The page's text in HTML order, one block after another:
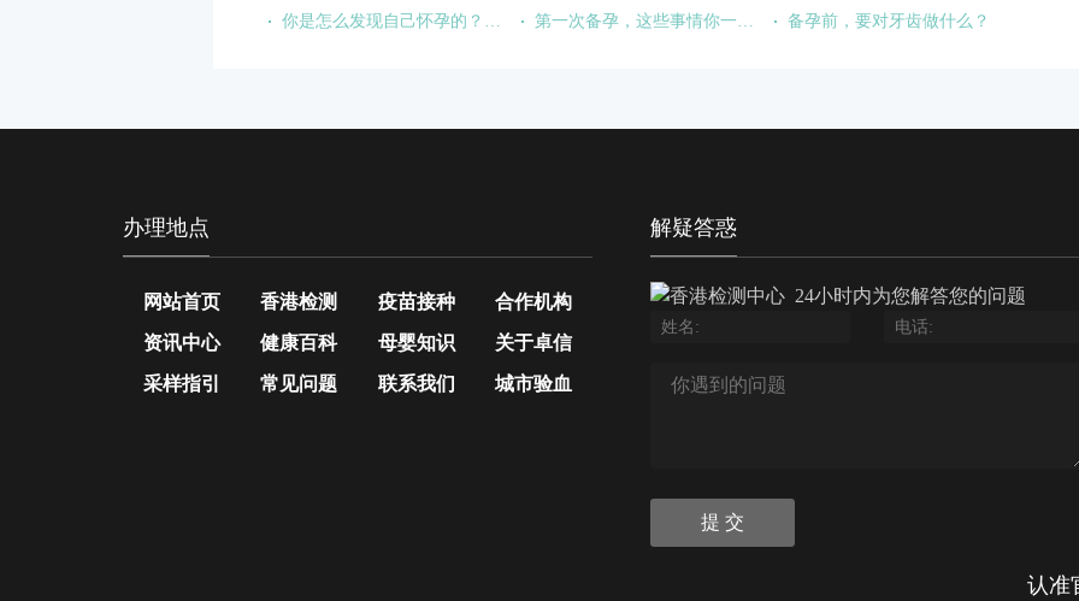
你是怎么发现自己怀孕的？这些迹象可能暗示宝宝已经到来
第一次备孕，这些事情你一定要知道！ 备孕前，要对牙齿做什么？
办理地点
网站首页 香港检测 疫苗接种
合作机构
资讯中心
健康百科 母婴知识
关于卓信
采样指引
常见问题 联系我们 城市验血
解疑答惑
24小时内为您解答您的问题
提 交
认准